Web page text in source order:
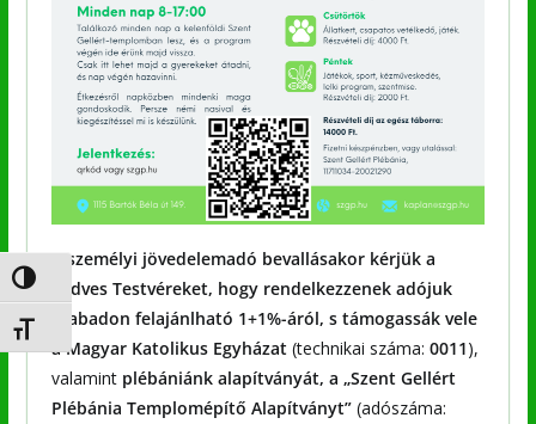
Nagy kontraszt váltása
Betűméret váltása
A személyi jövedelemadó bevallásakor kérjük a
kedves Testvéreket, hogy rendelkezzenek adójuk
szabadon felajánlható 1+1%-áról, s támogassák vele
a Magyar Katolikus Egyházat (technikai száma: 0011),
valamintplébániánk alapítványát, a „Szent Gellért
Plébánia Templomépítő Alapítványt”(adószáma: